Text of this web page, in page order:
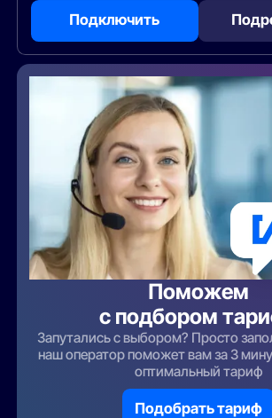
Подключить
Поможем
с подбором
Запутались с выбором? Просто
наш оператор поможет вам за 3
оптимальный тариф
Подобрать тариф